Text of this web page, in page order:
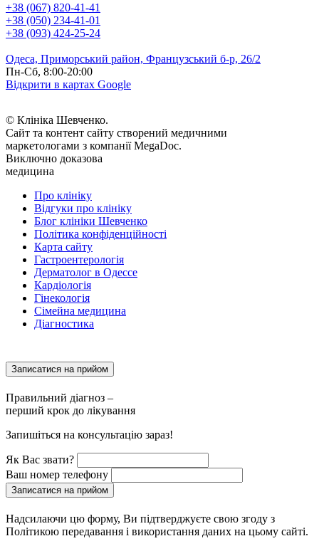
+38 (067) 820-41-41
+38 (050) 234-41-01
+38 (093) 424-25-24
Одеса, Приморський район, Французський б-р, 26/2
Пн-Сб, 8:00-20:00
Відкрити в картах Google
© Клініка Шевченко.
Сайт та контент сайту створений медичними
маркетологами з компанії MegaDoc.
Виключно доказова
медицина
Про клініку
Відгуки про клініку
Блог клініки Шевченко
Політика конфіденційності
Карта сайту
Гастроентерологія
Дерматолог в Одессе
Кардіологія
Гінекологія
Сімейна медицина
Діагностика
Записатися на прийом
Правильний діагноз –
перший крок до лікування
Запишіться на консультацію зараз!
Як Вас звати?
Ваш номер телефону
Записатися на прийом
Надсилаючи цю форму, Ви підтверджуєте свою згоду з
Політикою передавання і використання даних на цьому сайті.